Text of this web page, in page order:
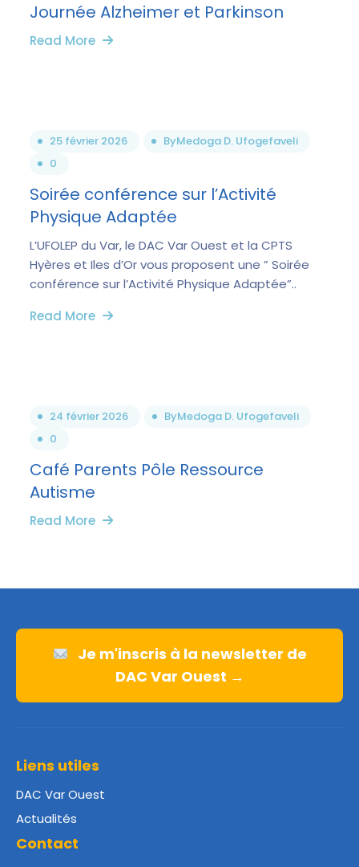
Journée Alzheimer et Parkinson
Read More
25 février 2026 ByMedoga D. Ufogefaveli
0
Soirée conférence sur l’Activité
Physique Adaptée
L’UFOLEP du Var, le DAC Var Ouest et la CPTS
Hyères et Iles d’Or vous proposent une ” Soirée
conférence sur l’Activité Physique Adaptée”..
Read More
24 février 2026 ByMedoga D. Ufogefaveli
0
Café Parents Pôle Ressource
Autisme
Read More
Je m'inscris à la newsletter de
DAC Var Ouest →
Liens utiles
DAC Var Ouest
Actualités
Contact